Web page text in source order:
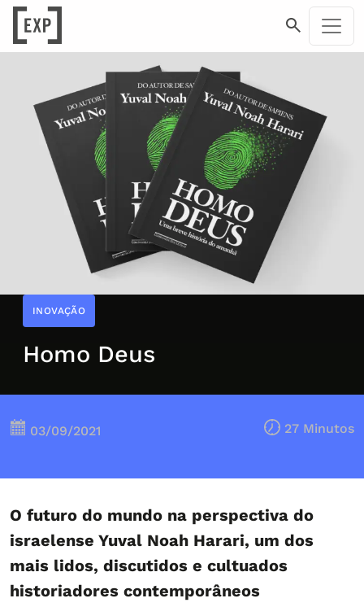
INOVAÇÃO
Homo Deus
03/09/2021 27 Minutos
O futuro do mundo na perspectiva do
israelense Yuval Noah Harari, um dos
mais lidos, discutidos e cultuados
historiadores contemporâneos